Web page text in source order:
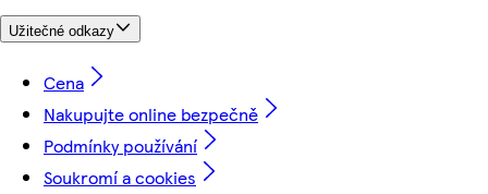
Užitečné odkazy
Cena
Nakupujte online bezpečně
Podmínky používání
Soukromí a cookies